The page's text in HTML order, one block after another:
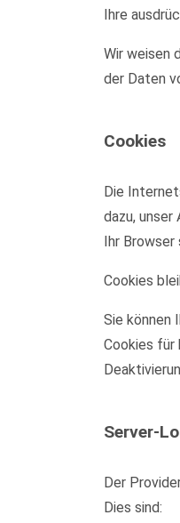
Ihre
Wir weisen
der Daten
Cookies
Die
dazu,
Ihr
Cookies
Sie können
Cookies für
Server-
Der
Dies sind: